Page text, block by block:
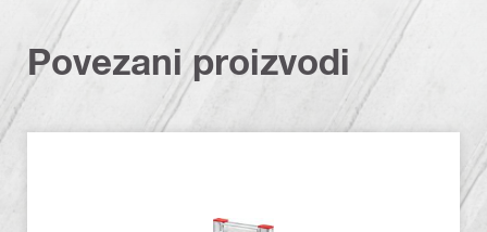
Povezani proizvodi